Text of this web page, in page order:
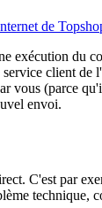
de
exécution du
client
vous (parce
envoi.
C'est par
technique,